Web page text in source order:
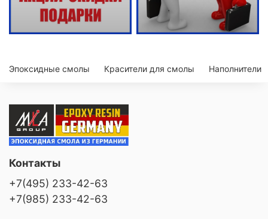
Эпоксидные смолы Красители для смолы Наполнители
Контакты
+7(495) 233-42-63
+7(985) 233-42-63